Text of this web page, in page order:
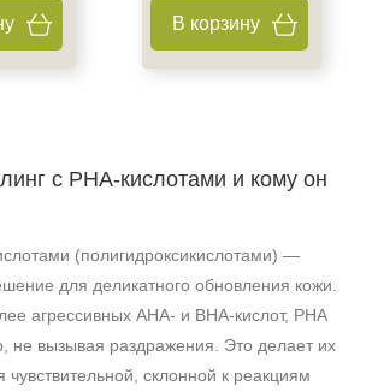
В корзину
с PHA‑кислотами и кому он
(полигидроксикислотами) —
для деликатного обновления кожи.
агрессивных AHA- и BHA‑кислот, PHA
не вызывая раздражения. Это делает их
склонной к реакциям